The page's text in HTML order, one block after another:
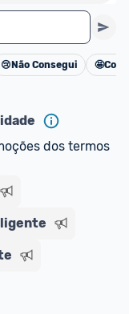
Cancelar
😢 Não Consegui 🤩
dos termos